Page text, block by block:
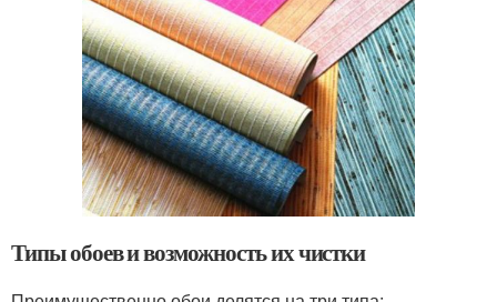
Типы обоев и возможность их чистки